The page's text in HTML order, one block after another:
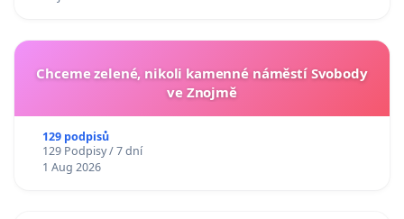
Chceme zelené, nikoli kamenné náměstí Svobody
ve Znojmě
129 podpisů
129 Podpisy / 7 dní
1 Aug 2026